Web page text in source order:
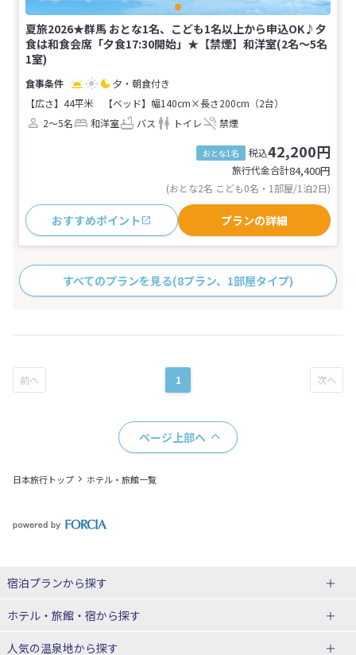
夏旅2026★群馬 おとな1名、こども1名以上から申込OK♪夕
食は和食会席「夕食17:30開始」★【禁煙】和洋室(2名～5名
1室)
夕・朝食付き
【広さ】44平米
【ベッド】幅140cm×長さ200cm（2台）
2～5名
和洋室 バス トイレ 禁煙
おとな1名 税込42,200円
旅行代金合計84,400円
(おとな2名 こども0名・1部屋/1泊2日)
おすすめポイント プランの詳細
すべてのプランを見る(8プラン、1部屋タイプ)
1
ページ上部へ
日本旅行トップ ホテル・旅館一覧
宿泊プランから探す
北海道
東北
ホテル・旅館・宿から探す
北海道ホテル・旅館
人気の温泉地から探す